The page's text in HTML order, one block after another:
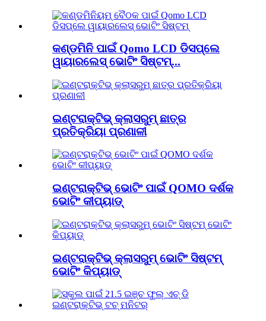
କଣ୍ଡମିନି ପାଇଁ Qomo LCD ଡିସପ୍ଲେ
ୱାୟାରଲେସ୍ ଭୋଟିଂ ସିଷ୍ଟମ୍...
ଇଣ୍ଟରାକ୍ଟିଭ୍ କ୍ଲାସରୁମ୍ ଛାତ୍ର
ପ୍ରତିକ୍ରିୟା ପ୍ରଣାଳୀ
ଇଣ୍ଟରାକ୍ଟିଭ୍ ଭୋଟିଂ ପାଇଁ QOMO ଦର୍ଶକ
ଭୋଟିଂ କୀପ୍ୟାଡ୍
ଇଣ୍ଟରାକ୍ଟିଭ୍ କ୍ଲାସରୁମ୍ ଭୋଟିଂ ସିଷ୍ଟମ୍
ଭୋଟିଂ କିପ୍ୟାଡ୍